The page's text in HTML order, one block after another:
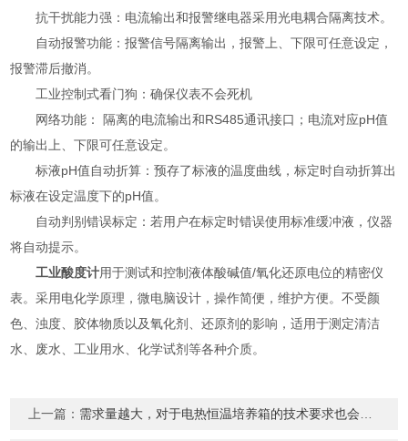
抗干扰能力强：电流输出和报警继电器采用光电耦合隔离技术。
自动报警功能：报警信号隔离输出，报警上、下限可任意设定，
报警滞后撤消。
工业控制式看门狗：确保仪表不会死机
网络功能： 隔离的电流输出和RS485通讯接口；电流对应pH值
的输出上、下限可任意设定。
标液pH值自动折算：预存了标液的温度曲线，标定时自动折算出
标液在设定温度下的pH值。
自动判别错误标定：若用户在标定时错误使用标准缓冲液，仪器
将自动提示。
工业酸度计用于测试和控制液体酸碱值/氧化还原电位的精密仪
表。采用电化学原理，微电脑设计，操作简便，维护方便。不受颜
色、浊度、胶体物质以及氧化剂、还原剂的影响，适用于测定清洁
水、废水、工业用水、化学试剂等各种介质。
上一篇： 需求量越大，对于电热恒温培养箱的技术要求也会越高